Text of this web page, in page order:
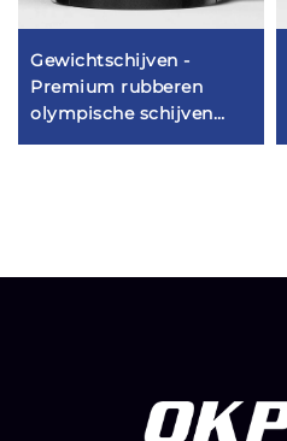
Gewichtschijven -
Premium rubberen
olympische schijven
voor commerciële